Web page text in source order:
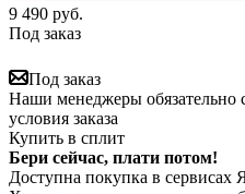
9 490 руб.
Под заказ
Под заказ
Наши менеджеры обязательно
условия заказа
Купить в сплит
Бери сейчас, плати потом!
Доступна покупка в